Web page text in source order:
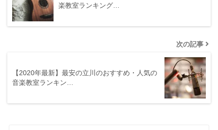
楽教室ランキング…
次の記事
【2020年最新】最安の立川のおすすめ・人気の
音楽教室ランキン…